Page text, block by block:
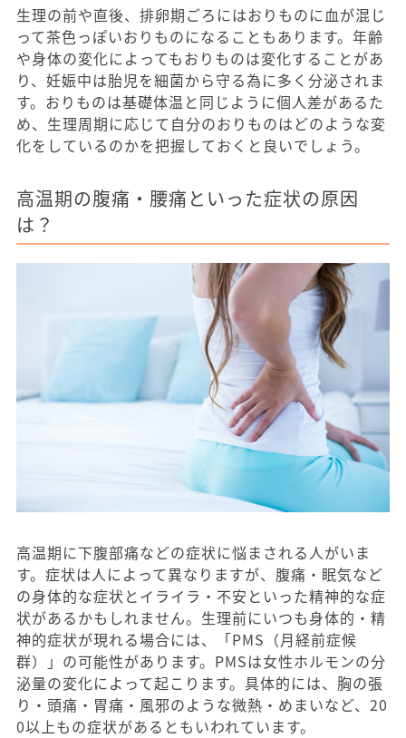
生理の前や直後、排卵期ごろにはおりものに血が混じ
って茶色っぽいおりものになることもあります。年齢
や身体の変化によってもおりものは変化することがあ
り、妊娠中は胎児を細菌から守る為に多く分泌されま
す。おりものは基礎体温と同じように個人差があるた
め、生理周期に応じて自分のおりものはどのような変
化をしているのかを把握しておくと良いでしょう。
高温期の腹痛・腰痛といった症状の原因
は？
高温期に下腹部痛などの症状に悩まされる人がいま
す。症状は人によって異なりますが、腹痛・眠気など
の身体的な症状とイライラ・不安といった精神的な症
状があるかもしれません。生理前にいつも身体的・精
神的症状が現れる場合には、「PMS（月経前症候
群）」の可能性があります。PMSは女性ホルモンの分
泌量の変化によって起こります。具体的には、胸の張
り・頭痛・胃痛・風邪のような微熱・めまいなど、20
0以上もの症状があるともいわれています。